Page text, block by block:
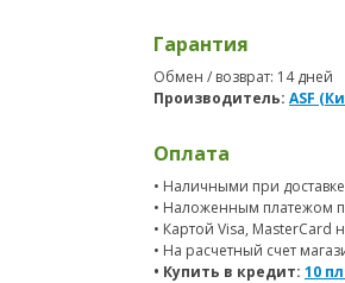
Гарантия
Обмен / возврат: 14 дней
Производитель: ASF
Оплата
• Наличными при
• Наложенным платежом
• Картой Visa, MasterCard
• На расчетный счет
• Купить в кредит: 10